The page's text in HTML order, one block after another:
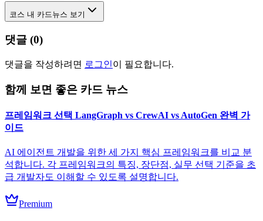
코스 내 카드뉴스 보기
댓글 (0)
댓글을 작성하려면 로그인이 필요합니다.
함께 보면 좋은 카드 뉴스
프레임워크 선택 LangGraph vs CrewAI vs AutoGen 완벽 가
이드
AI 에이전트 개발을 위한 세 가지 핵심 프레임워크를 비교 분
석합니다. 각 프레임워크의 특징, 장단점, 실무 선택 기준을 초
급 개발자도 이해할 수 있도록 설명합니다.
Premium